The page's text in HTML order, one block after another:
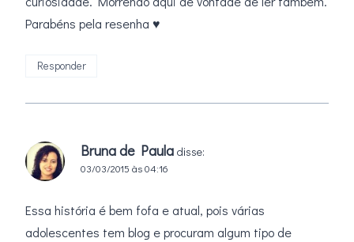
Parabéns pela resenha ♥
Responder
Bruna de Paula disse:
03/03/2015 às 04:16
Essa história é bem fofa e atual, pois várias
adolescentes tem blog e procuram algum tipo de